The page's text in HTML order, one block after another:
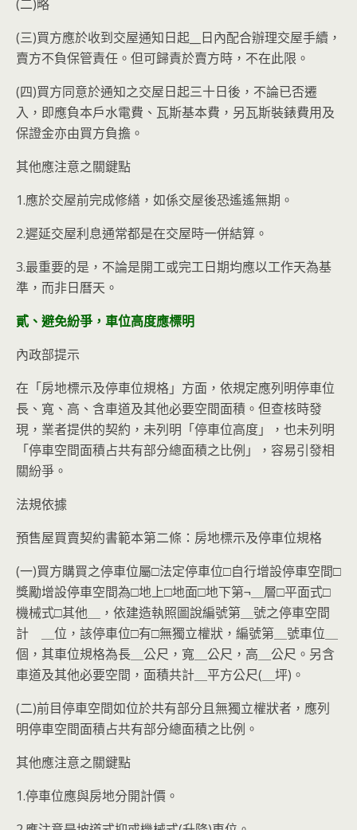
(二)略
(三)買方應於收到交屋通知日起__日內配合辦理交屋手續，
賣方不負保管責任。但可歸責於賣方時，不在此限。
(四)買方同意於通知之交屋日起三十日後，不論已否遷
入，即應負本戶水電費、瓦斯基本費，另瓦斯裝錶費用及
保證金亦由買方負擔。
其他應注意之關鍵點
1.應於交屋前完成修繕，如係交屋後恐遙遙無期。
2.遲延交屋利息通常都是在交屋時一併結算。
3.最重要的是，不論是開工或完工日期均應以工作天為基
準，而非日曆天。
貳、避免紛爭，車位高度應標明
內政部提示
在「房地標示及停車位規格」方面，依規定應列明停車位
長、寬、高、含車道及其他必要空間面積。但查核時發
現，業者提供的契約，未列明「停車位高度」，也未列明
「停車空間面積占共有部分總面積之比例」，容易引發相
關紛爭。
法規依據
預售屋買賣契約書範本第二條：房地標示及停車位規格
(一)買方購買之停車位屬□法定停車位□自行增設停車空間□
獎勵增設停車空間為□地上□地面□地下第¬＿層□平面式□
機械式□其他＿，依建造執照圖說編號第＿號之停車空間
計 ＿位，該停車位□有□無獨立權狀，編號第＿號車位＿
個，其車位規格為長＿公尺，寬＿公尺，高＿公尺。另含
車道及其他必要空間，面積共計＿平方公尺(＿坪)。
(二)前目停車空間如位於共有部分且無獨立權狀者，應列
明停車空間面積占共有部分總面積之比例。
其他應注意之關鍵點
1.停車位應與房地分開計價。